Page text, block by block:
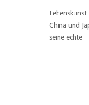
China und
seine echte